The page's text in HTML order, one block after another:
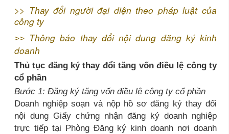
>> Thay đổi người đại diện theo pháp luật của
công ty
>> Thông báo thay đổi nội dung đăng ký kinh
doanh
Thủ tục đăng ký thay đổi tăng vốn điều lệ công ty
cổ phần
Bước 1: Đăng ký tăng vốn điều lệ công ty cổ phần
Doanh nghiệp soạn và nộp hồ sơ đăng ký thay đổi
nội dung Giấy chứng nhận đăng ký doanh nghiệp
trực tiếp tại Phòng Đăng ký kinh doanh nơi doanh